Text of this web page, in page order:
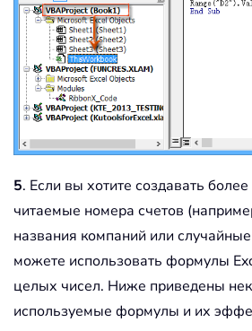
5. Если вы хотите создавать
читаемые номера счетов
названия компаний или
можете использовать формулы
целых чисел. Ниже приведены
используемые формулы и их